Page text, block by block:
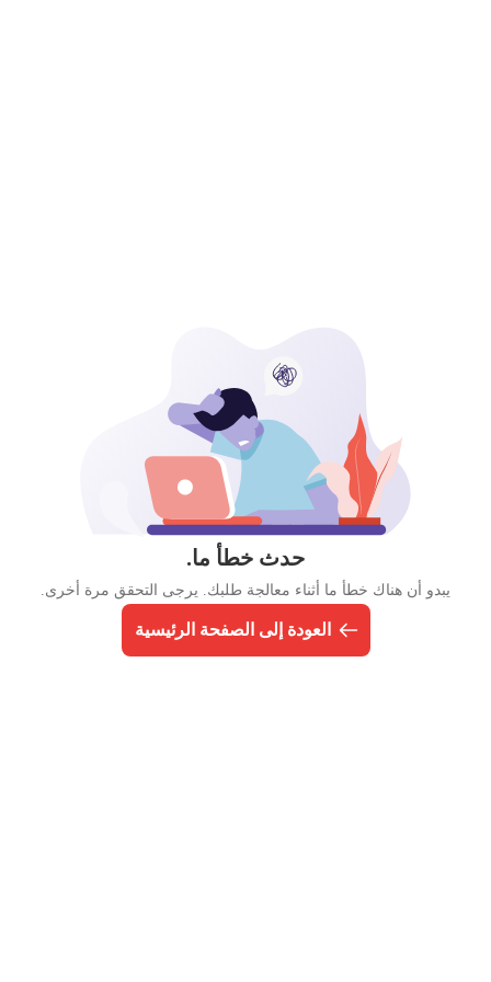
حدث خطأ ما.
يبدو أن هناك خطأ ما أثناء معالجة طلبك. يرجى التحقق مرة أخرى.
العودة إلى الصفحة الرئيسية